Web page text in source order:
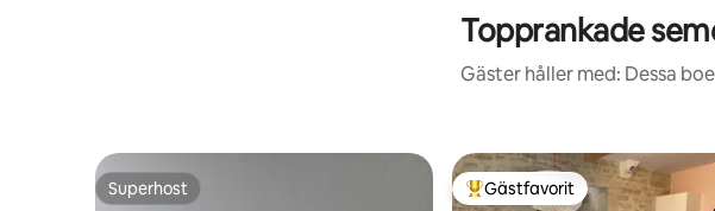
Topprankade
Gäster håller med: Dessa
Superhost
Superhost Populär gästfavorit
Gästfavorit